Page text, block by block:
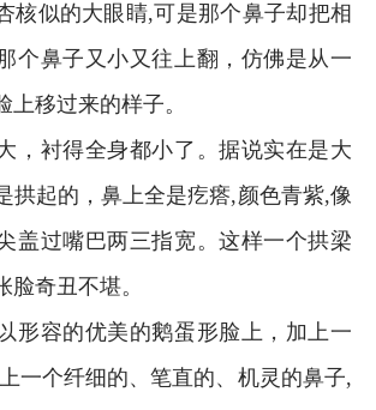
似的大眼睛,可是那个鼻子却把相
个鼻子又小又往上翻，仿佛是从一
上移过来的样子。
衬得全身都小了。据说实在是大
拱起的，鼻上全是疙瘩,颜色青紫,像
盖过嘴巴两三指宽。这样一个拱梁
脸奇丑不堪。
容的优美的鹅蛋形脸上，加上一
一个纤细的、笔直的、机灵的鼻子,